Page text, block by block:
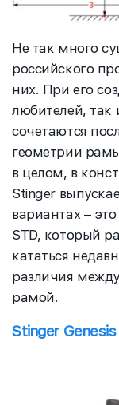
Не так много
российского
них. При его
любителей, так
сочетаются
геометрии
в целом, в
Stinger
вариантах –
STD, который
кататься
различия
рамой.
Stinger